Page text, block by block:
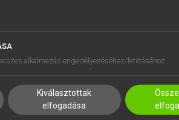
BEÁLLÍTÁSOK
alkalmazás engedélyezéséhez/letiltásához.
Kiválasztottak
elfogadása